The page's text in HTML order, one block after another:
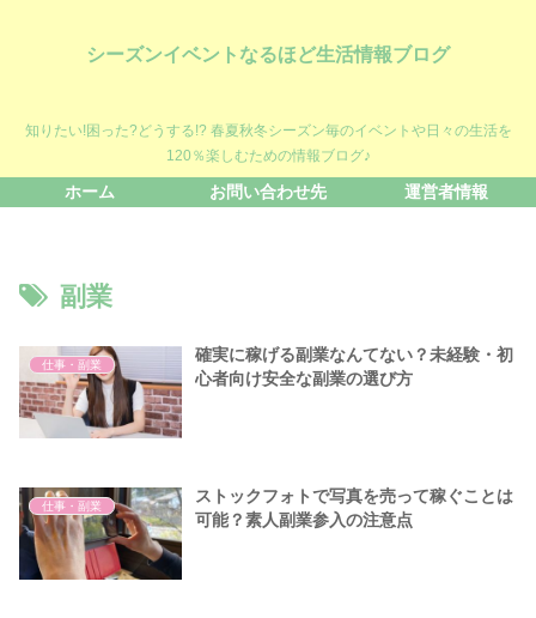
シーズンイベントなるほど生活情報ブログ
知りたい!困った?どうする!? 春夏秋冬シーズン毎のイベントや日々の生活を
120％楽しむための情報ブログ♪
ホーム お問い合わせ先 運営者情報
副業
仕事・副業
確実に稼げる副業なんてない？未経験・初
心者向け安全な副業の選び方
仕事・副業
ストックフォトで写真を売って稼ぐことは
可能？素人副業参入の注意点